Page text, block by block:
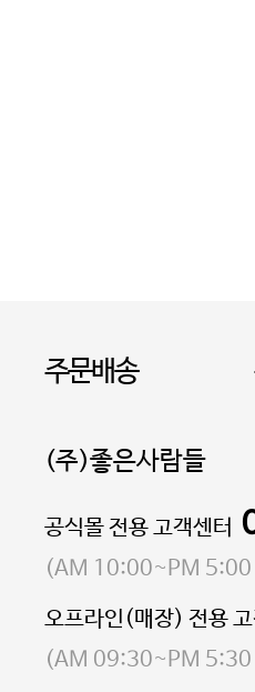
주문배송
(주)좋은사람들
대표 이성현,박영환| 개
소재지 서울특별시 마
통신판매업 신고번호
사업자등록번호
공식몰 전용 고객센터
(AM 10:00~PM 5:00
오프라인(매장) 전용 고
(AM 09:30~PM 5:30